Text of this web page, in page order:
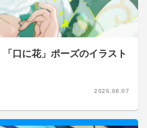
口に花」ポーズのイラスト
2026.08.07